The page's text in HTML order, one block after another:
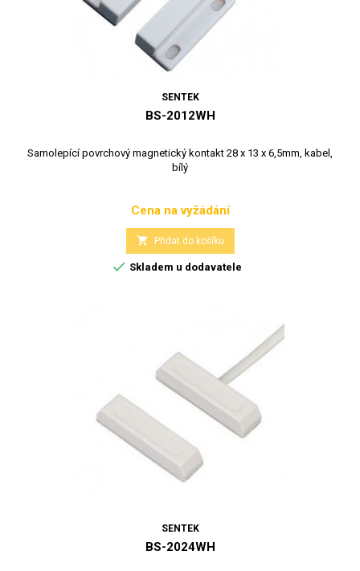
SENTEK
BS-2012WH
Samolepící povrchový magnetický kontakt 28 x 13 x 6,5mm, kabel,
bílý
Cena
Cena na vyžádání
 Přidat do košíku
 Skladem u dodavatele
SENTEK
BS-2024WH